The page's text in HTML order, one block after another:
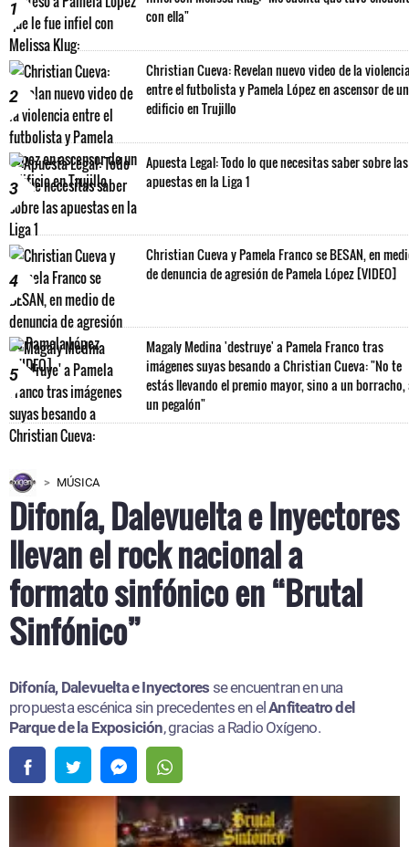
1
con ella"
2
Christian Cueva: Revelan nuevo video de la
entre el futbolista y Pamela López en ascensor de un
edificio en Trujillo
3
Apuesta Legal: Todo lo que necesitas saber sobre las
apuestas en la Liga 1
4
Christian Cueva y Pamela Franco se BESAN, en
de denuncia de agresión de Pamela López [VIDEO]
5
Magaly Medina 'destruye' a Pamela Franco tras
imágenes suyas besando a Christian Cueva: "No te
estás llevando el premio mayor, sino a un borracho,
un pegalón"
MÚSICA
Difonía, Dalevuelta e Inyectores
llevan el rock nacional a
formato sinfónico en “Brutal
Sinfónico”
Difonía, Dalevuelta e Inyectores se encuentran en una
propuesta escénica sin precedentes en elAnfiteatro del
Parque de la Exposición, gracias a Radio Oxígeno.